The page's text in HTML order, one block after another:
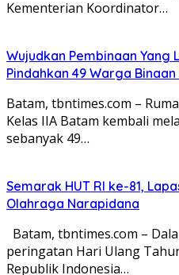
Kementerian Koordinator…
Wujudkan Pembinaan Yang
Pindahkan 49 Warga
Batam, tbntimes.com –
Kelas IIA Batam kembali
sebanyak 49…
Semarak HUT RI ke-81,
Olahraga Narapidana
Batam, tbntimes.com –
peringatan Hari Ulang
Republik Indonesia…